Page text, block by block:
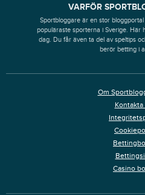
VARFÖR
Sportbloggare är en stor
populäraste sporterna i Sverige. Här
dag. Du får även ta del av speltips
berör betting i
Om
Kontakta
Casino